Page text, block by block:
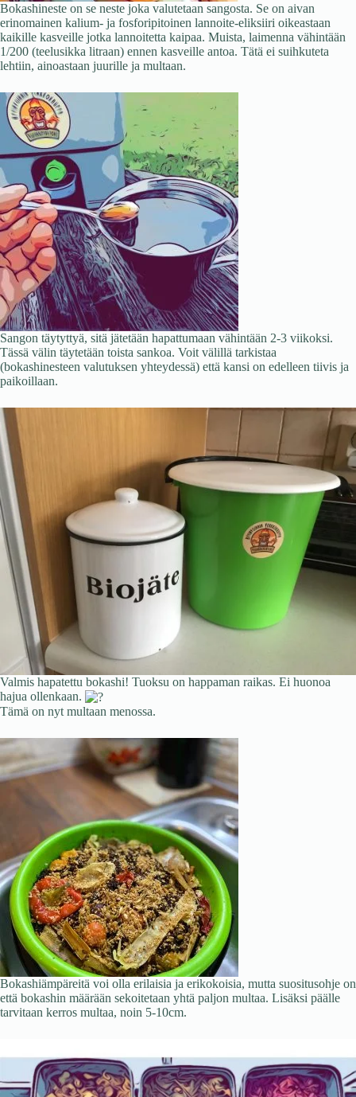
Bokashineste on se neste joka valutetaan sangosta. Se on aivan
erinomainen kalium- ja fosforipitoinen lannoite-eliksiiri oikeastaan
kaikille kasveille jotka lannoitetta kaipaa. Muista, laimenna vähintään
1/200 (teelusikka litraan) ennen kasveille antoa. Tätä ei suihkuteta
lehtiin, ainoastaan juurille ja multaan.
Sangon täytyttyä, sitä jätetään hapattumaan vähintään 2-3 viikoksi.
Tässä välin täytetään toista sankoa. Voit välillä tarkistaa
(bokashinesteen valutuksen yhteydessä) että kansi on edelleen tiivis ja
paikoillaan.
Valmis hapatettu bokashi! Tuoksu on happaman raikas. Ei huonoa
hajua ollenkaan.
Tämä on nyt multaan menossa.
Bokashiämpäreitä voi olla erilaisia ja erikokoisia, mutta suositusohje on
että bokashin määrään sekoitetaan yhtä paljon multaa. Lisäksi päälle
tarvitaan kerros multaa, noin 5-10cm.